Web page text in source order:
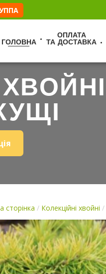
ГОЛОВНА
ОПЛАТА
ТА ДОСТАВКА
сторінка / Колекційні хвойні /